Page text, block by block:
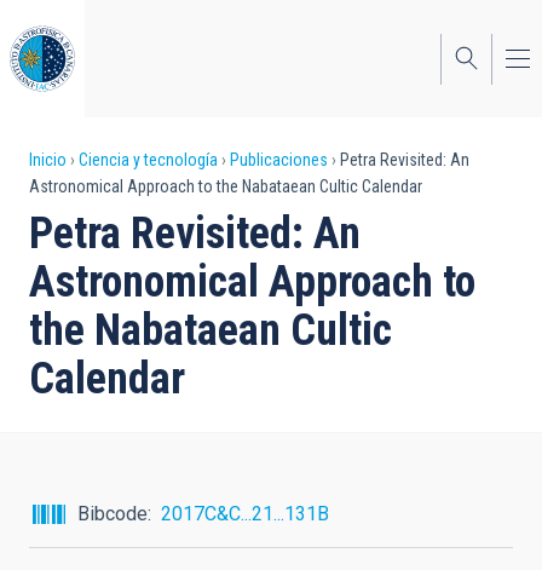
al
contenido
principal
Sobrescribir
enlaces
de
ayuda
a
la
Inicio Ciencia y tecnología Publicaciones
Petra Revisited: An
Astronomical Approach to the Nabataean Cultic Calendar
Petra Revisited: An
Astronomical Approach to
the Nabataean Cultic
Calendar
Bibcode 2017C&C...21...131B